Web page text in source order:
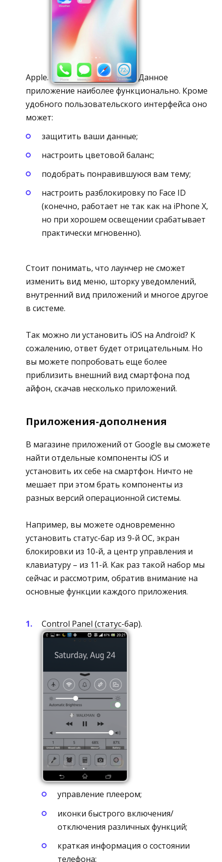
Apple.
Данное
приложение наиболее функционально. Кроме
удобного пользовательского интерфейса оно
может:
защитить ваши данные;
настроить цветовой баланс;
подобрать понравившуюся вам тему;
настроить разблокировку по Face ID
(конечно, работает не так как на iPhone X,
но при хорошем освещении срабатывает
практически мгновенно).
Стоит понимать, что лаунчер не сможет
изменить вид меню, шторку уведомлений,
внутренний вид приложений и многое другое
в системе.
Так можно ли установить iOS на Android? К
сожалению, ответ будет отрицательным. Но
вы можете попробовать еще более
приблизить внешний вид смартфона под
айфон, скачав несколько приложений.
Приложения-дополнения
В магазине приложений от Google вы сможете
найти отдельные компоненты iOS и
установить их себе на смартфон. Ничто не
мешает при этом брать компоненты из
разных версий операционной системы.
Например, вы можете одновременно
установить статус-бар из 9-й ОС, экран
блокировки из 10-й, а центр управления и
клавиатуру – из 11-й. Как раз такой набор мы
сейчас и рассмотрим, обратив внимание на
основные функции каждого приложения.
Control Panel (статус-бар).
управление плеером;
иконки быстрого включения/
отключения различных функций;
краткая информация о состоянии
телефона;